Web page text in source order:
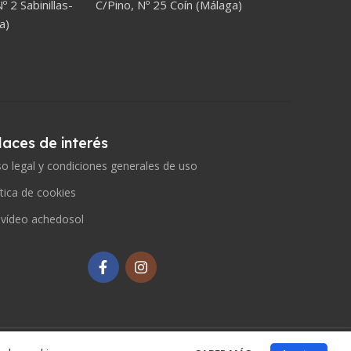
2 Sabinillas-
C/Pino, Nº 25 Coín (Málaga)
de interés
legal y condiciones generales de uso
de cookies
achedosol